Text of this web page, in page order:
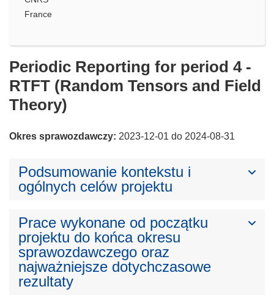
France
Periodic Reporting for period 4 -
RTFT (Random Tensors and Field
Theory)
Okres sprawozdawczy: 2023-12-01 do 2024-08-31
Podsumowanie kontekstu i
ogólnych celów projektu
Prace wykonane od początku
projektu do końca okresu
sprawozdawczego oraz
najważniejsze dotychczasowe
rezultaty